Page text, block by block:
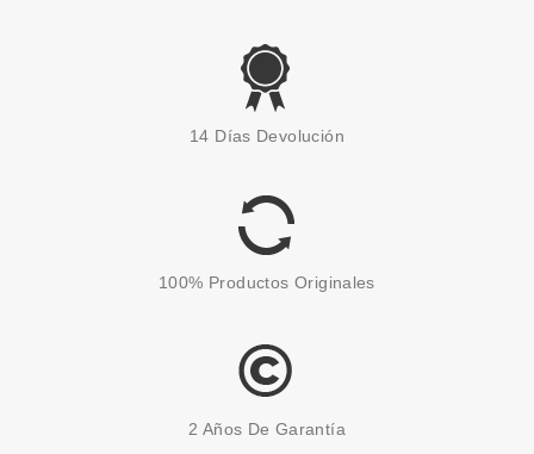
MARKWINS
MARKWINS LIP SMACKER
FANTA DE NARANJA BÁLSAMO
0.99€
14 Días Devolución
100% Productos Originales
2 Años De Garantía